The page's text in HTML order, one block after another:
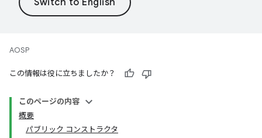
AOSP
この情報は役に立ちましたか？
このページの内容
概要
パブリック コンストラクタ